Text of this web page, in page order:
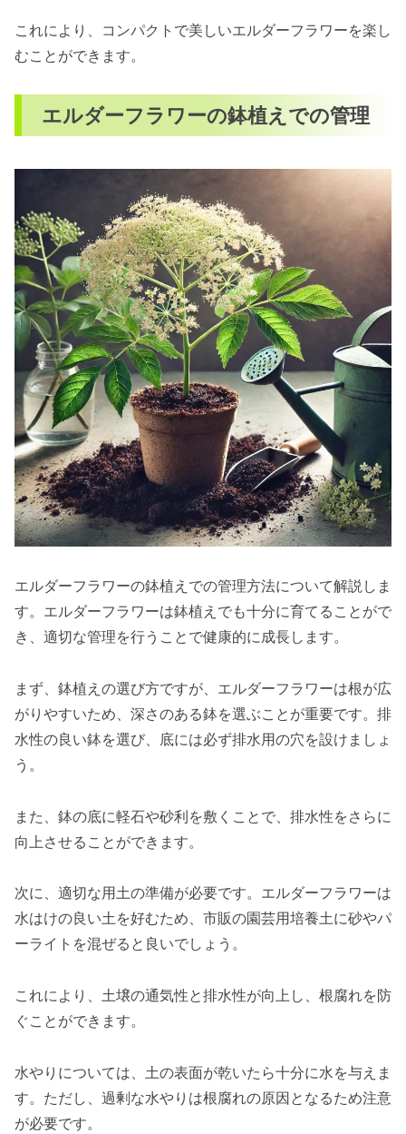
これにより、コンパクトで美しいエルダーフラワーを楽し
むことができます。
エルダーフラワーの鉢植えでの管理
エルダーフラワーの鉢植えでの管理方法について解説しま
す。エルダーフラワーは鉢植えでも十分に育てることがで
き、適切な管理を行うことで健康的に成長します。
まず、鉢植えの選び方ですが、エルダーフラワーは根が広
がりやすいため、深さのある鉢を選ぶことが重要です。排
水性の良い鉢を選び、底には必ず排水用の穴を設けましょ
う。
また、鉢の底に軽石や砂利を敷くことで、排水性をさらに
向上させることができます。
次に、適切な用土の準備が必要です。エルダーフラワーは
水はけの良い土を好むため、市販の園芸用培養土に砂やパ
ーライトを混ぜると良いでしょう。
これにより、土壌の通気性と排水性が向上し、根腐れを防
ぐことができます。
水やりについては、土の表面が乾いたら十分に水を与えま
す。ただし、過剰な水やりは根腐れの原因となるため注意
が必要です。